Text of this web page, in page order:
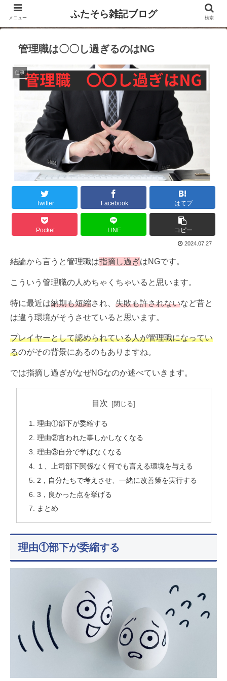
管理職は〇〇し過ぎるのはNG
仕事
Twitter Facebook はてブ
Pocket LINE コピー
2024.07.27
結論から言うと管理職は指摘し過ぎはNGです。
こういう管理職の人めちゃくちゃいると思います。
特に最近は納期も短縮され、 失敗も許されないなど昔と
は違う環境がそうさせていると思います。
プレイヤーとして認められている人が管理職になってい
るのがその背景にあるのもありますね。
では指摘し過ぎがなぜNGなのか述べていきます。
目次
理由①部下が委縮する
理由②言われた事しかしなくなる
理由③自分で学ばなくなる
１、上司部下関係なく何でも言える環境を与える
2，自分たちで考えさせ、一緒に改善策を実行する
3，良かった点を挙げる
まとめ
理由①部下が委縮する
メニュー ふたそら雑記ブログ 検索